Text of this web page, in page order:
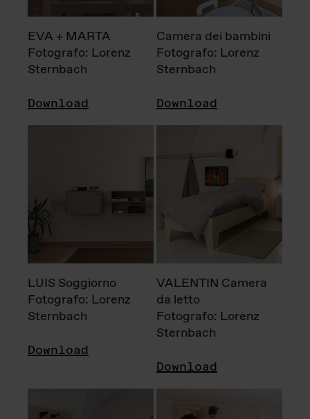
EVA + MARTA
Fotografo: Lorenz
Sternbach
Download
Camera dei bambini
Fotografo: Lorenz
Sternbach
Download
LUIS Soggiorno
Fotografo: Lorenz
Sternbach
Download
VALENTIN Camera
da letto
Fotografo: Lorenz
Sternbach
Download